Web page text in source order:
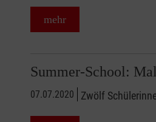
mehr
Summer-School:
07.07.2020 Zwölf